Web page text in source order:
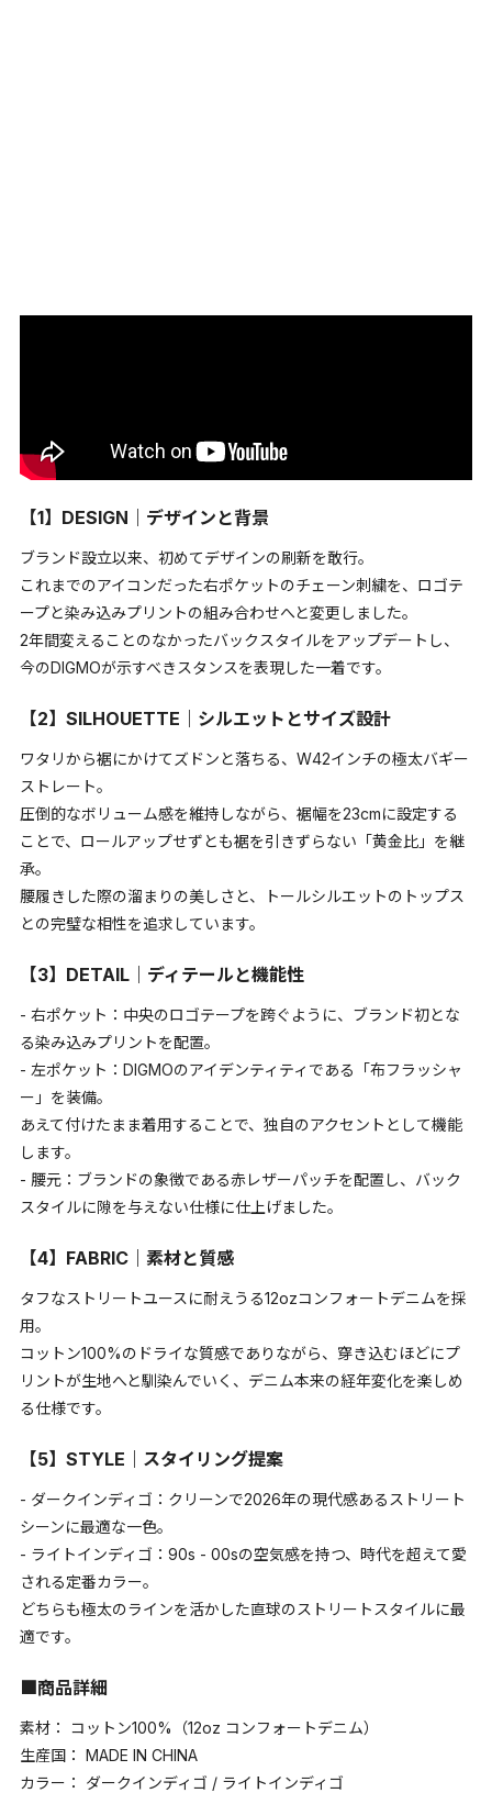
【1】DESIGN｜デザインと背景
ブランド設立以来、初めてデザインの刷新を敢行。
これまでのアイコンだった右ポケットのチェーン刺繍を、ロゴテ
ープと染み込みプリントの組み合わせへと変更しました。
2年間変えることのなかったバックスタイルをアップデートし、
今のDIGMOが示すべきスタンスを表現した一着です。
【2】SILHOUETTE｜シルエットとサイズ設計
ワタリから裾にかけてズドンと落ちる、W42インチの極太バギー
ストレート。
圧倒的なボリューム感を維持しながら、裾幅を23cmに設定する
ことで、ロールアップせずとも裾を引きずらない「黄金比」を継
承。
腰履きした際の溜まりの美しさと、トールシルエットのトップス
との完璧な相性を追求しています。
【3】DETAIL｜ディテールと機能性
- 右ポケット：中央のロゴテープを跨ぐように、ブランド初とな
る染み込みプリントを配置。
- 左ポケット：DIGMOのアイデンティティである「布フラッシャ
ー」を装備。
あえて付けたまま着用することで、独自のアクセントとして機能
します。
- 腰元：ブランドの象徴である赤レザーパッチを配置し、バック
スタイルに隙を与えない仕様に仕上げました。
【4】FABRIC｜素材と質感
タフなストリートユースに耐えうる12ozコンフォートデニムを採
用。
コットン100%のドライな質感でありながら、穿き込むほどにプ
リントが生地へと馴染んでいく、デニム本来の経年変化を楽しめ
る仕様です。
【5】STYLE｜スタイリング提案
- ダークインディゴ：クリーンで2026年の現代感あるストリート
シーンに最適な一色。
- ライトインディゴ：90s - 00sの空気感を持つ、時代を超えて愛
される定番カラー。
どちらも極太のラインを活かした直球のストリートスタイルに最
適です。
■商品詳細
素材： コットン100%（12oz コンフォートデニム）
生産国： MADE IN CHINA
カラー： ダークインディゴ / ライトインディゴ